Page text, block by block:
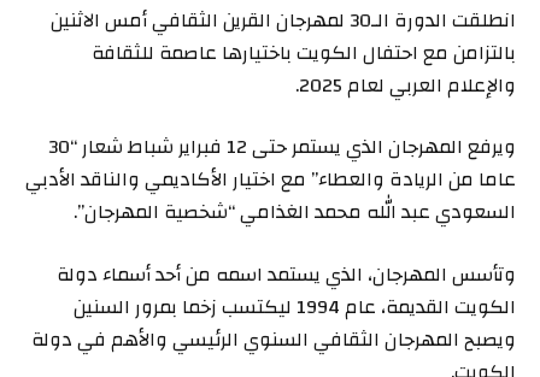
انطلقت الدورة الـ30 لمهرجان القرين الثقافي أمس الاثنين
بالتزامن مع احتفال الكويت باختيارها عاصمة للثقافة
والإعلام العربي لعام 2025.
ويرفع المهرجان الذي يستمر حتى 12 فبراير شباط شعار “30
عاما من الريادة والعطاء” مع اختيار الأكاديمي والناقد الأدبي
السعودي عبد الله محمد الغذامي “شخصية المهرجان”.
وتأسس المهرجان، الذي يستمد اسمه من أحد أسماء دولة
الكويت القديمة، عام 1994 ليكتسب زخما بمرور السنين
ويصبح المهرجان الثقافي السنوي الرئيسي والأهم في دولة